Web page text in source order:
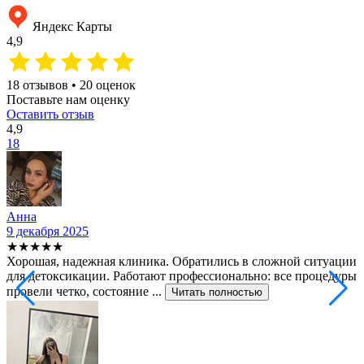
Яндекс Карты
4,9
18 отзывов • 20 оценок
Поставьте нам оценку
Оставить отзыв
4,9
18
Анна
9 декабря 2025
★★★★★
Хорошая, надежная клиника. Обратились в сложной ситуации
для детоксикации. Работают профессионально: все процедуры
провели четко, состояние ...
Читать полностью